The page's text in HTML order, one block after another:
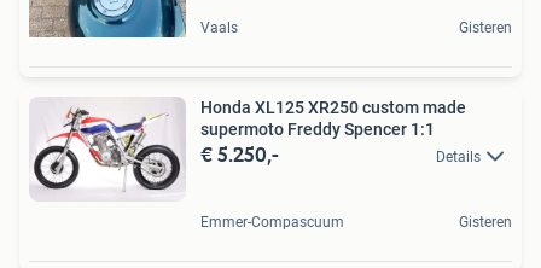
Vaals Gisteren
Honda XL125 XR250 custom made
supermoto Freddy Spencer 1:1
€ 5.250,- Details
Emmer-Compascuum Gisteren